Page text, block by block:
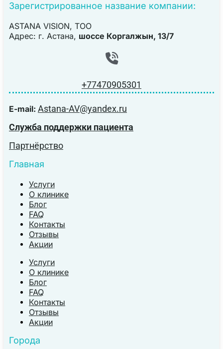
Зарегистрированное название компании:
ASTANA VISION, TOO
Адрес: г. Астана, шоссе Коргалжын, 13/7
+77470905301
E-mail: Astana-AV@yandex.ru
Служба поддержки пациента
Партнёрство
Главная
Услуги
О клинике
Блог
FAQ
Контакты
Отзывы
Акции
Услуги
О клинике
Блог
FAQ
Контакты
Отзывы
Акции
Города